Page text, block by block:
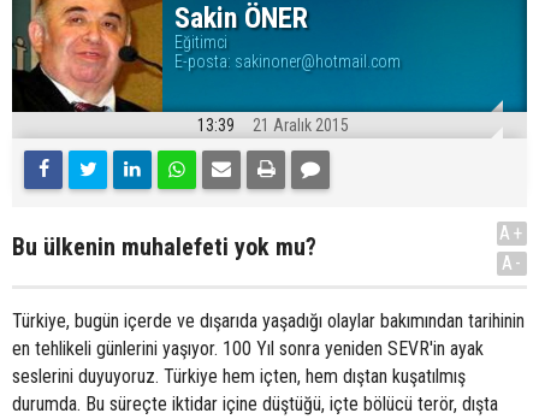
Sakin ÖNER
Eğitimci
E-posta: sakinoner@hotmail.com
13:39 21 Aralık 2015
Bu ülkenin muhalefeti yok mu?
A+
A-
Türkiye, bugün içerde ve dışarıda yaşadığı olaylar bakımından tarihinin
en tehlikeli günlerini yaşıyor. 100 Yıl sonra yeniden SEVR'in ayak
seslerini duyuyoruz. Türkiye hem içten, hem dıştan kuşatılmış
durumda. Bu süreçte iktidar içine düştüğü, içte bölücü terör, dışta